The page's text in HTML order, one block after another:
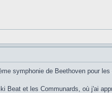
symphonie de Beethoven pour
Beat et les Communards, où j'ai